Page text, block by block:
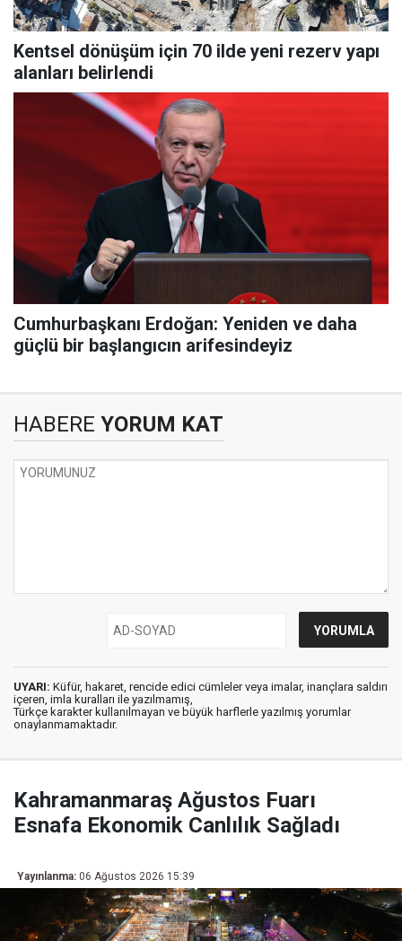
Kentsel dönüşüm için 70 ilde yeni rezerv yapı
alanları belirlendi
Cumhurbaşkanı Erdoğan: Yeniden ve daha
güçlü bir başlangıcın arifesindeyiz
HABERE YORUM KAT
UYARI: Küfür, hakaret, rencide edici cümleler veya imalar, inançlara saldırı
içeren, imla kuralları ile yazılmamış,
Türkçe karakter kullanılmayan ve büyük harflerle yazılmış yorumlar
onaylanmamaktadır.
Kahramanmaraş Ağustos Fuarı
Esnafa Ekonomik Canlılık Sağladı
Yayınlanma: 06 Ağustos 2026 15:39